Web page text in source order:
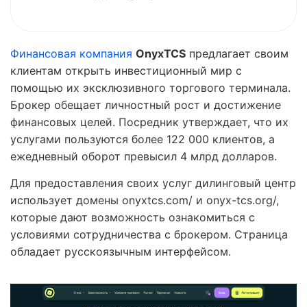
Финансовая компания OnyxTCS предлагает своим
клиентам открыть инвестиционный мир с
помощью их эксклюзивного торгового терминала.
Брокер обещает личностный рост и достижение
финансовых целей. Посредник утверждает, что их
услугами пользуются более 122 000 клиентов, а
ежедневный оборот превысил 4 млрд долларов.
Для предоставления своих услуг дилинговый центр
использует домены onyxtcs.com/ и onyx-tcs.org/,
которые дают возможность ознакомиться с
условиями сотрудничества с брокером. Страница
обладает русскоязычным интерфейсом.